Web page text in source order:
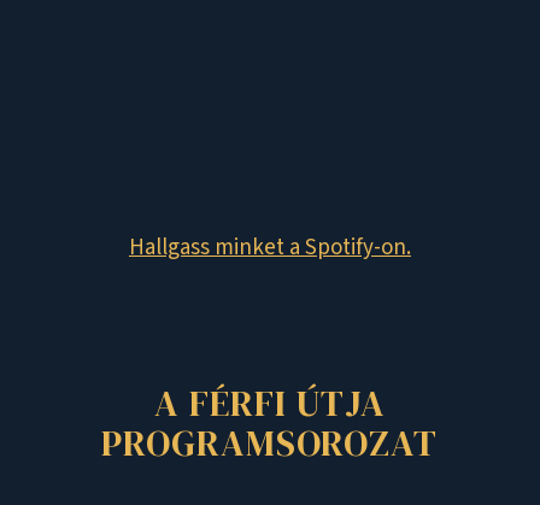
Hallgass minket a Spotify-on.
A FÉRFI ÚTJA
PROGRAMSOROZAT